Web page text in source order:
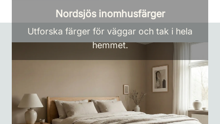
Nordsjös inomhusfärger
Utforska färger för väggar och tak i hela
hemmet.